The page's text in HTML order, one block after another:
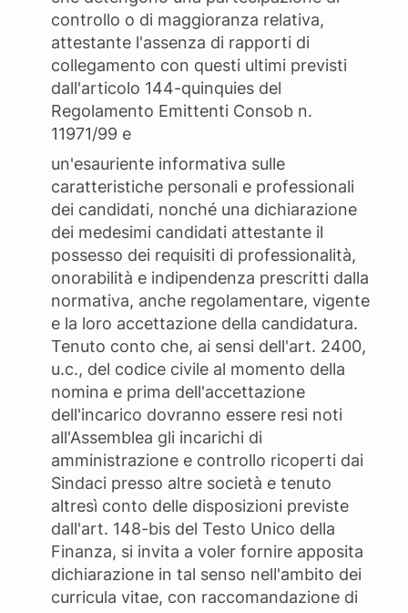
controllo o di maggioranza relativa,
attestante l'assenza di rapporti di
collegamento con questi ultimi previsti
dall'articolo 144-quinquies del
Regolamento Emittenti Consob n.
11971/99 e
un'esauriente informativa sulle
caratteristiche personali e professionali
dei candidati, nonché una dichiarazione
dei medesimi candidati attestante il
possesso dei requisiti di professionalità,
onorabilità e indipendenza prescritti dalla
normativa, anche regolamentare, vigente
e la loro accettazione della candidatura.
Tenuto conto che, ai sensi dell'art. 2400,
u.c., del codice civile al momento della
nomina e prima dell'accettazione
dell'incarico dovranno essere resi noti
all'Assemblea gli incarichi di
amministrazione e controllo ricoperti dai
Sindaci presso altre società e tenuto
altresì conto delle disposizioni previste
dall'art. 148-bis del Testo Unico della
Finanza, si invita a voler fornire apposita
dichiarazione in tal senso nell'ambito dei
curricula vitae, con raccomandazione di